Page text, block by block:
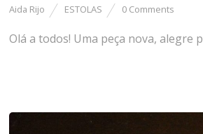
Aida Rijo ESTOLAS 0 Comments
Olá a todos! Uma peça nova, alegre